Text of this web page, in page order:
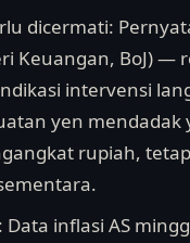
dicermati:
Keuangan, BoJ) —
intervensi
yen mendadak
rupiah,
inflasi AS